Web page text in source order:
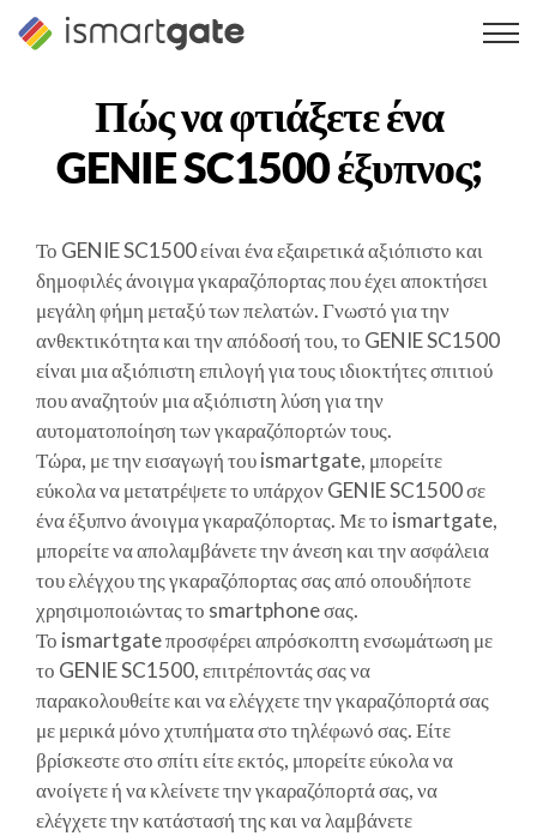
Μετάβαση
στο
Πώς να φτιάξετε ένα
GENIE SC1500έξυπνος;
Το GENIE SC1500 είναι ένα εξαιρετικά αξιόπιστο και
δημοφιλές άνοιγμα γκαραζόπορτας που έχει αποκτήσει
μεγάλη φήμη μεταξύ των πελατών. Γνωστό για την
ανθεκτικότητα και την απόδοσή του, το GENIE SC1500
είναι μια αξιόπιστη επιλογή για τους ιδιοκτήτες σπιτιού
που αναζητούν μια αξιόπιστη λύση για την
αυτοματοποίηση των γκαραζόπορτών τους.
Τώρα, με την εισαγωγή του ismartgate, μπορείτε
εύκολα να μετατρέψετε το υπάρχον GENIE SC1500 σε
ένα έξυπνο άνοιγμα γκαραζόπορτας. Με το ismartgate,
μπορείτε να απολαμβάνετε την άνεση και την ασφάλεια
του ελέγχου της γκαραζόπορτας σας από οπουδήποτε
χρησιμοποιώντας το smartphone σας.
Το ismartgate προσφέρει απρόσκοπτη ενσωμάτωση με
το GENIE SC1500, επιτρέποντάς σας να
παρακολουθείτε και να ελέγχετε την γκαραζόπορτά σας
με μερικά μόνο χτυπήματα στο τηλέφωνό σας. Είτε
βρίσκεστε στο σπίτι είτε εκτός, μπορείτε εύκολα να
ανοίγετε ή να κλείνετε την γκαραζόπορτά σας, να
ελέγχετε την κατάστασή της και να λαμβάνετε